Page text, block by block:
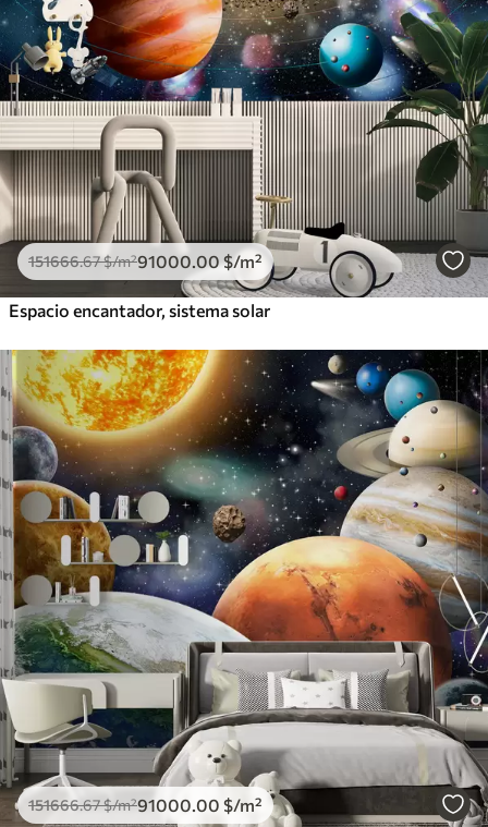
151666.67$/m²91000.00$/m²
Espacio encantador, sistema solar
151666.67$/m²91000.00 $/m²